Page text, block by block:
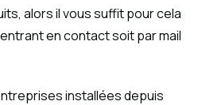
alors il vous suffit pour cela
en contact soit par mail
installées depuis